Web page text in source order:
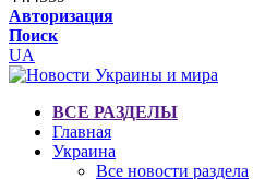
Авторизация
Поиск
UA
ВСЕ РАЗДЕЛЫ
Главная
Украина
Все новости раздела